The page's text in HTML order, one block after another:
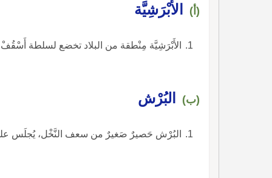
(أ) الأَبْرَشِيَّة
الأَبْرَشِيَّة مِنْطقة من البلاد تخضع لسلطة
(ب) البُرْش
البُرْش حَصيرٌ صَغيرٌ من سعف النَّخْل، يُجلَس